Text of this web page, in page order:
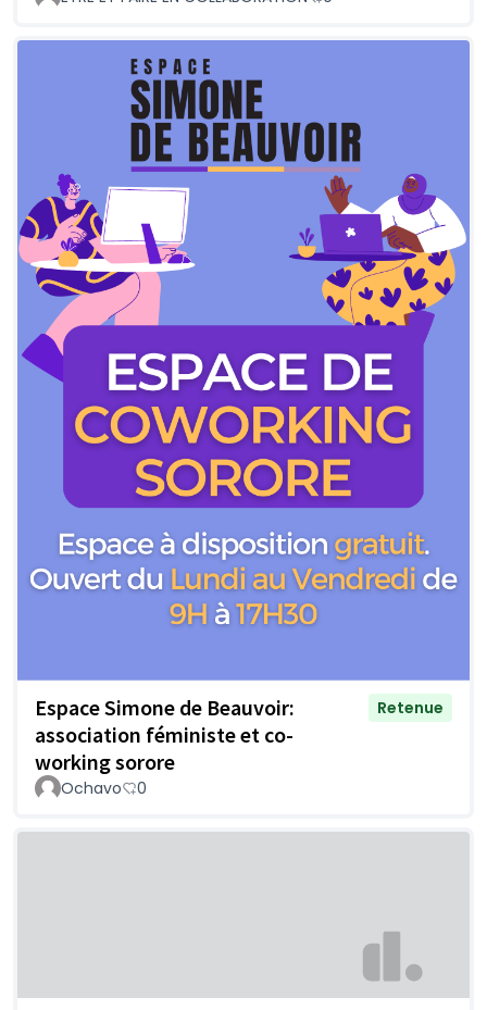
Espace Simone de Beauvoir:
association féministe et co-
working sorore
Retenue
Ochavo 0